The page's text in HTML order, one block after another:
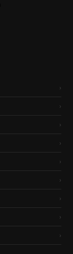
›
›
›
›
›
›
›
›
›